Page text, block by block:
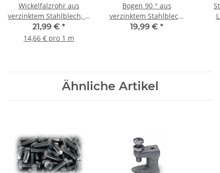
Wickelfalzrohr aus
verzinktem Stahlblech, Ø
250 mm, 1,5 m, WFR
21,99 € *
14,66 € pro 1 m
Bogen 90 ° aus
verzinktem Stahlblech,
mit Dichtung, Ø 250 mm
19,99 € *
Ähnliche Artikel